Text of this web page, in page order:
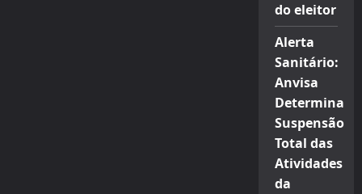
do eleitor
Alerta
Sanitário:
Anvisa
Determina
Suspensão
Total das
Atividades
da